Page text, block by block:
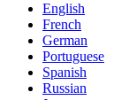
English
French
German
Portuguese
Spanish
Russian